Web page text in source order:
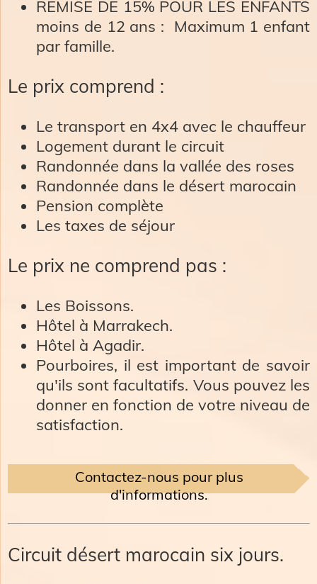
​REMISE DE 15% POUR LES ENFANTS
moins de 12 ans : Maximum 1 enfant
par famille.
Le prix comprend :
Le transport en 4x4 avec le chauffeur
Logement durant le circuit
Randonnée dans la vallée des roses
Randonnée dans le désert marocain
Pension complète
Les taxes de séjour
Le prix ne comprend pas :
Les Boissons.
Hôtel à Marrakech.
Hôtel à Agadir.
Pourboires, il est important de savoir
qu'ils sont facultatifs. Vous pouvez les
donner en fonction de votre niveau de
satisfaction.
​Contactez-nous pour plus
d'informations.
Circuit désert marocain six jours.